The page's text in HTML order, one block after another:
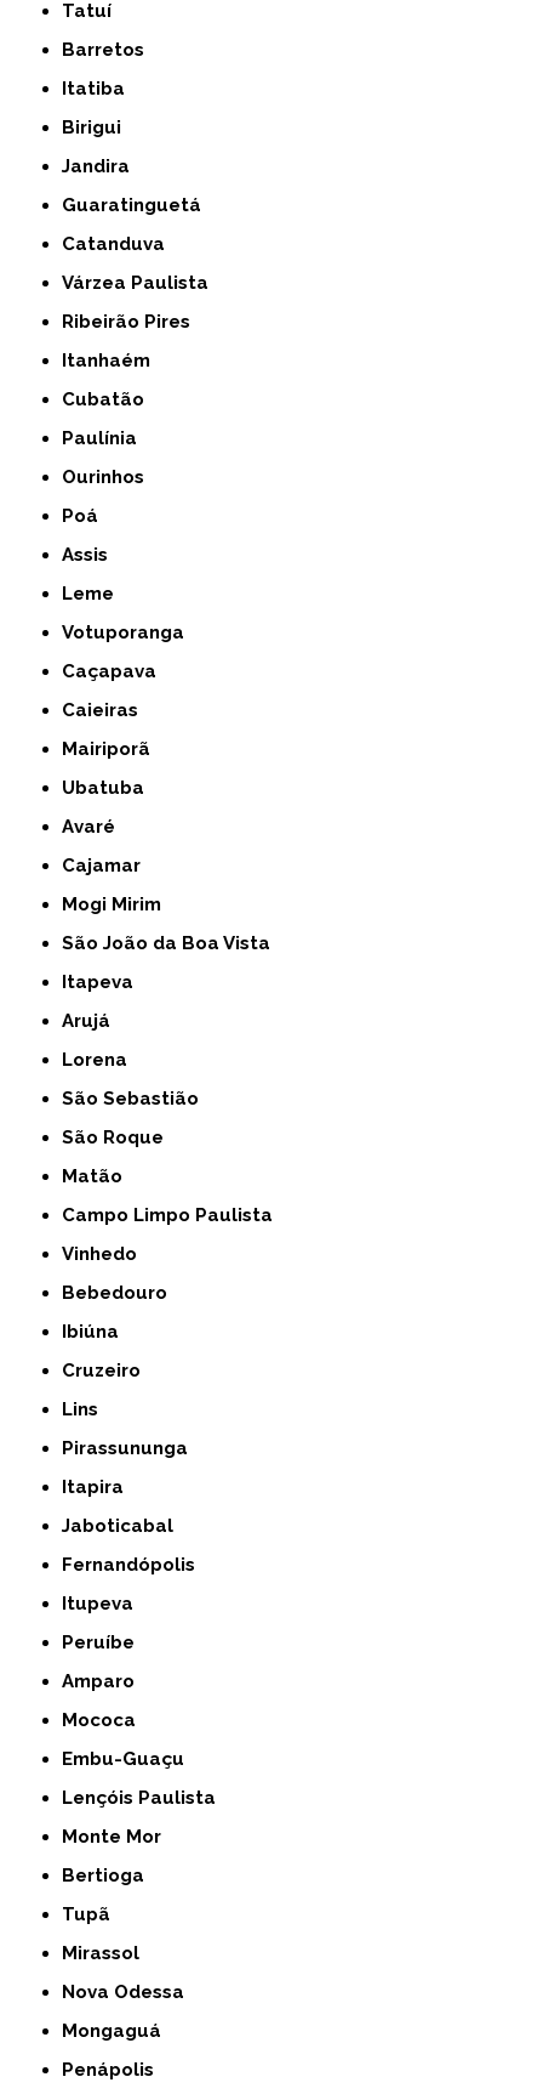
Tatuí
Barretos
Itatiba
Birigui
Jandira
Guaratinguetá
Catanduva
Várzea Paulista
Ribeirão Pires
Itanhaém
Cubatão
Paulínia
Ourinhos
Poá
Assis
Leme
Votuporanga
Caçapava
Caieiras
Mairiporã
Ubatuba
Avaré
Cajamar
Mogi Mirim
São João da Boa Vista
Itapeva
Arujá
Lorena
São Sebastião
São Roque
Matão
Campo Limpo Paulista
Vinhedo
Bebedouro
Ibiúna
Cruzeiro
Lins
Pirassununga
Itapira
Jaboticabal
Fernandópolis
Itupeva
Peruíbe
Amparo
Mococa
Embu-Guaçu
Lençóis Paulista
Monte Mor
Bertioga
Tupã
Mirassol
Nova Odessa
Mongaguá
Penápolis